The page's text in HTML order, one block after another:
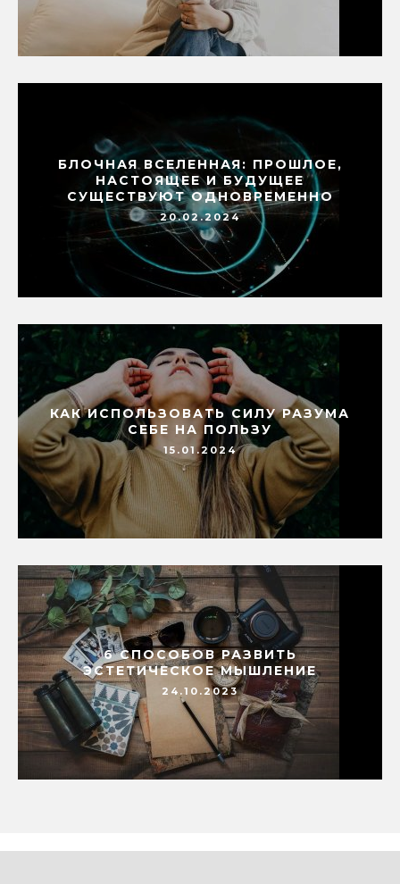
БЛОЧНАЯ ВСЕЛЕННАЯ: ПРОШЛОЕ,
НАСТОЯЩЕЕ И БУДУЩЕЕ
СУЩЕСТВУЮТ ОДНОВРЕМЕННО
20.02.2024
КАК ИСПОЛЬЗОВАТЬ СИЛУ РАЗУМА
СЕБЕ НА ПОЛЬЗУ
15.01.2024
6 СПОСОБОВ РАЗВИТЬ
ЭСТЕТИЧЕСКОЕ МЫШЛЕНИЕ
24.10.2023